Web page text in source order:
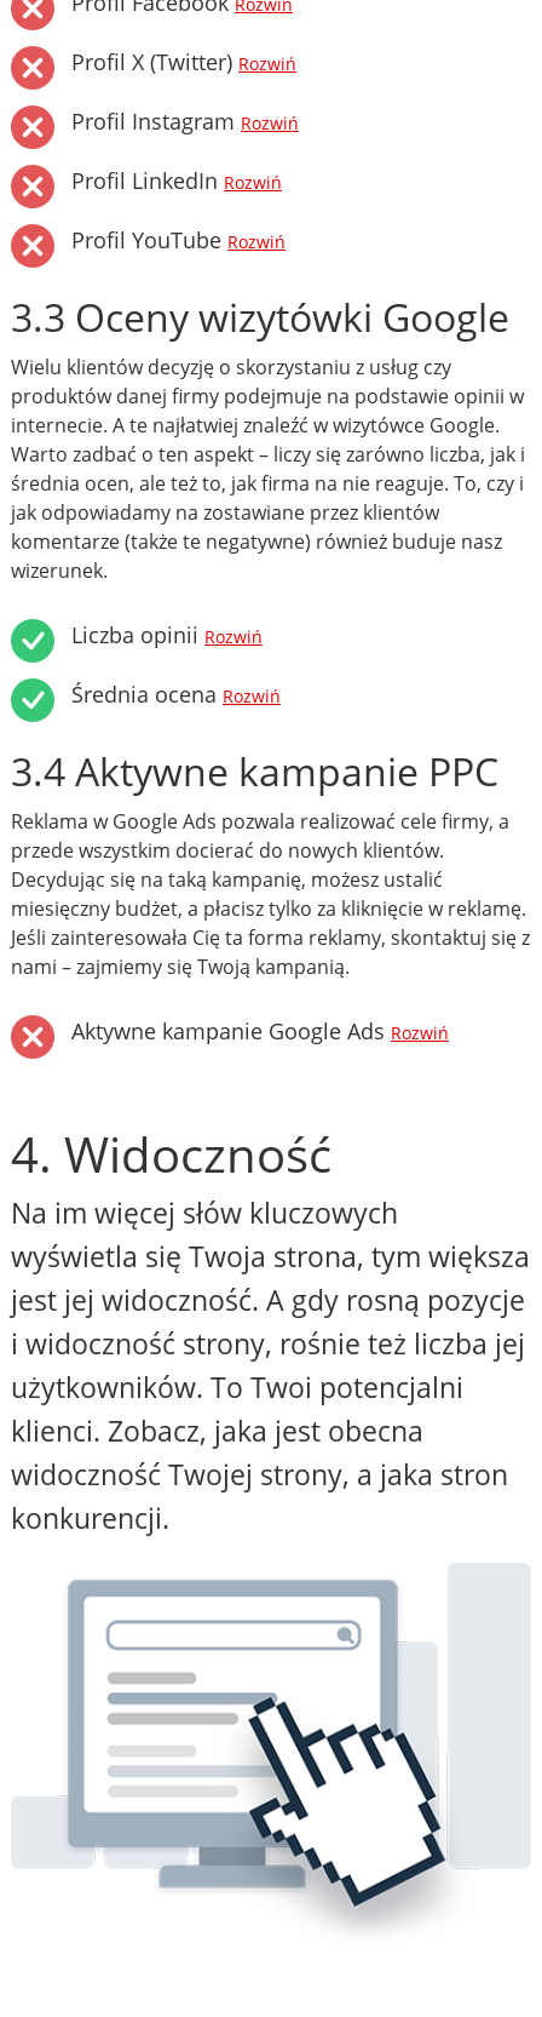
Rozwiń
Profil X (Twitter) Rozwiń
Profil Instagram Rozwiń
Profil LinkedIn Rozwiń
Profil YouTube Rozwiń
3.3 Oceny wizytówki Google
Wielu klientów decyzję o skorzystaniu z usług czy
produktów danej firmy podejmuje na podstawie opinii w
internecie. A te najłatwiej znaleźć w wizytówce Google.
Warto zadbać o ten aspekt – liczy się zarówno liczba, jak i
średnia ocen, ale też to, jak firma na nie reaguje. To, czy i
jak odpowiadamy na zostawiane przez klientów
komentarze (także te negatywne) również buduje nasz
wizerunek.
Liczba opinii Rozwiń
Średnia ocena Rozwiń
3.4 Aktywne kampanie PPC
Reklama w Google Ads pozwala realizować cele firmy, a
przede wszystkim docierać do nowych klientów.
Decydując się na taką kampanię, możesz ustalić
miesięczny budżet, a płacisz tylko za kliknięcie w reklamę.
Jeśli zainteresowała Cię ta forma reklamy, skontaktuj się z
nami – zajmiemy się Twoją kampanią.
Aktywne kampanie Google Ads Rozwiń
4. Widoczność
Na im więcej słów kluczowych
wyświetla się Twoja strona, tym większa
jest jej widoczność. A gdy rosną pozycje
i widoczność strony, rośnie też liczba jej
użytkowników. To Twoi potencjalni
klienci. Zobacz, jaka jest obecna
widoczność Twojej strony, a jaka stron
konkurencji.